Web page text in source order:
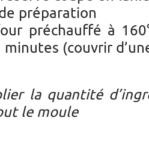
préparation
préchauffé à
(couvrir
la quantité
le moule